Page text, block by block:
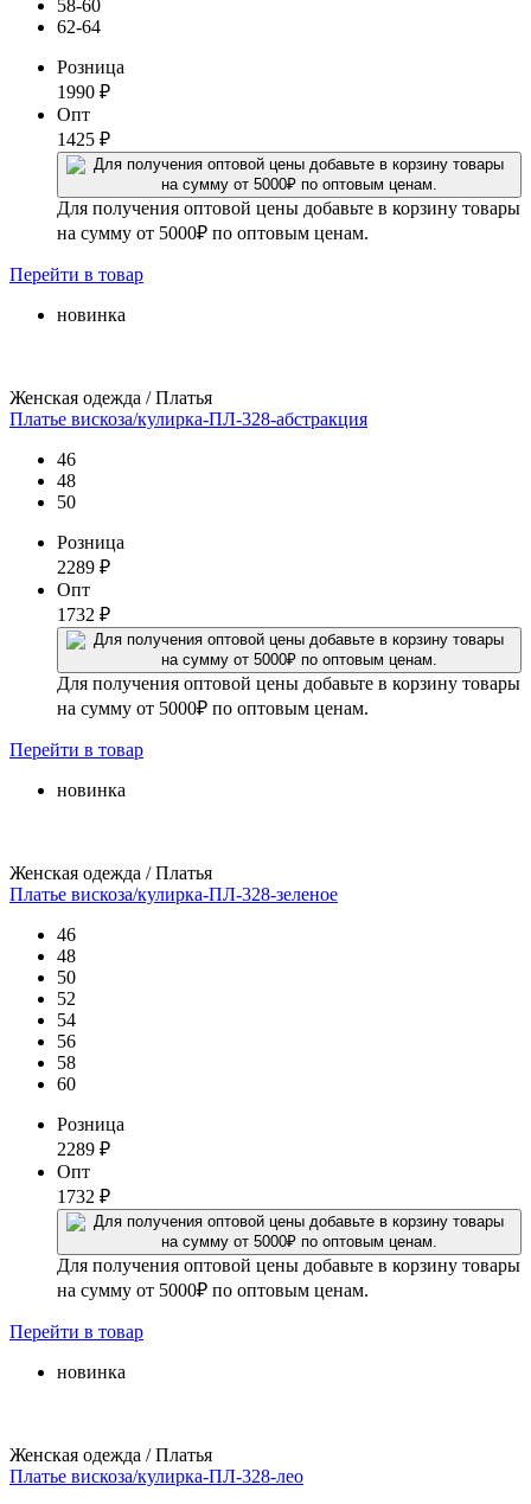
58-60
62-64
Розница
1990 ₽
Опт
1425 ₽
Для получения оптовой цены добавьте в корзину товары
на сумму от 5000₽ по оптовым ценам.
Перейти в товар
новинка
Женская одежда / Платья
Платье вискоза/кулирка-ПЛ-328-абстракция
46
48
50
Розница
2289 ₽
Опт
1732 ₽
Для получения оптовой цены добавьте в корзину товары
на сумму от 5000₽ по оптовым ценам.
Перейти в товар
новинка
Женская одежда / Платья
Платье вискоза/кулирка-ПЛ-328-зеленое
46
48
50
52
54
56
58
60
Розница
2289 ₽
Опт
1732 ₽
Для получения оптовой цены добавьте в корзину товары
на сумму от 5000₽ по оптовым ценам.
Перейти в товар
новинка
Женская одежда / Платья
Платье вискоза/кулирка-ПЛ-328-лео